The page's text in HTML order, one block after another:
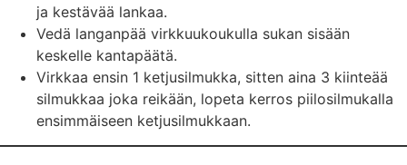
ja kestävää lankaa.
Vedä langanpää virkkuukoukulla sukan sisään
keskelle kantapäätä.
Virkkaa ensin 1 ketjusilmukka, sitten aina 3 kiinteää
silmukkaa joka reikään, lopeta kerros piilosilmukalla
ensimmäiseen ketjusilmukkaan.